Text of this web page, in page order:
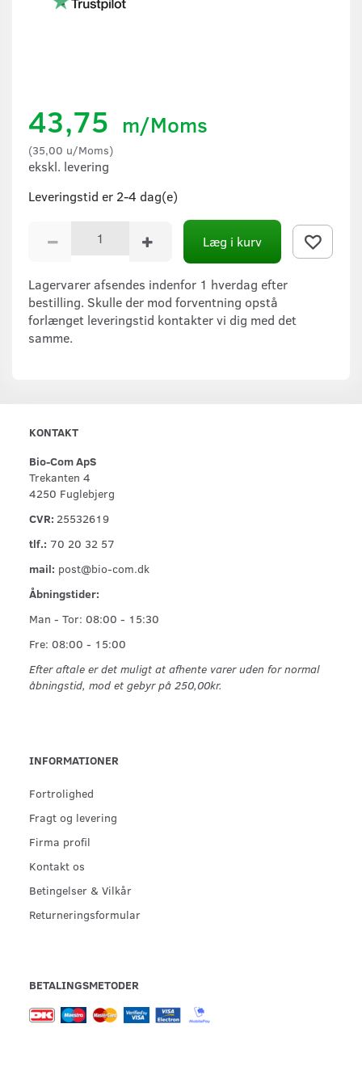
43,75 m/Moms
(35,00 u/Moms)
ekskl. levering
Leveringstid er 2-4 dag(e)
Læg i kurv
Lagervarer afsendes indenfor 1 hverdag efter
bestilling. Skulle der mod forventning opstå
forlænget leveringstid kontakter vi dig med det
samme.
KONTAKT
Bio-Com ApS
Trekanten 4
4250 Fuglebjerg
CVR: 25532619
tlf.: 70 20 32 57
mail: post@bio-com.dk
Åbningstider:
Man - Tor: 08:00 - 15:30
Fre: 08:00 - 15:00
Efter aftale er det muligt at afhente varer uden for normal
åbningstid, mod et gebyr på 250,00kr.
INFORMATIONER
Fortrolighed
Fragt og levering
Firma profil
Kontakt os
Betingelser & Vilkår
Returneringsformular
BETALINGSMETODER